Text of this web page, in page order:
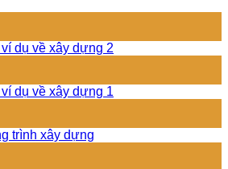
dụ về xây dựng 2
dụ về xây dựng 1
trình xây dựng